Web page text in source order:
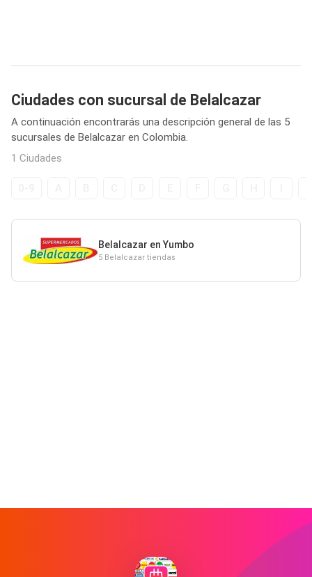
Ciudades con sucursal de Belalcazar
A continuación encontrarás una descripción general de las 5
sucursales de Belalcazar en Colombia.
1 Ciudades
Belalcazar en Yumbo
5 Belalcazar tiendas